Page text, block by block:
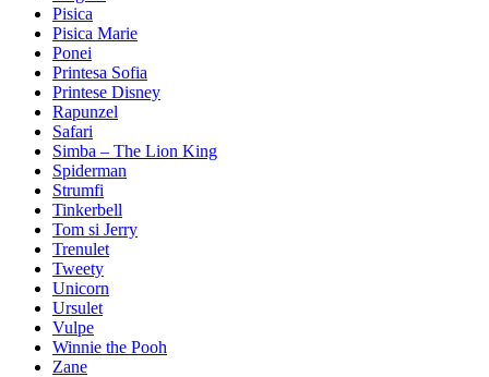
Pisica
Pisica Marie
Ponei
Printesa Sofia
Printese Disney
Rapunzel
Safari
Simba – The Lion King
Spiderman
Strumfi
Tinkerbell
Tom si Jerry
Trenulet
Tweety
Unicorn
Ursulet
Vulpe
Winnie the Pooh
Zane